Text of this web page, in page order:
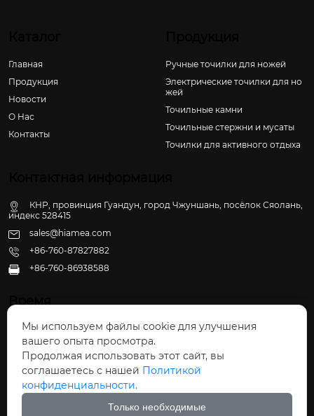
Главная
Продукция
Новости
О Hас
Контакты
Ручные точилки для ножей
Электрические точилки для но
жей
Точильные камни
Точильные стержни и мусаты
Точилки для активного отдыха
КНР, провинция Гуандун, город Чжуншань, посёлок Сяолань,
индекс 528415
sales@hiamea.com
+86-760-87827882
 +86-760-86938588
Время
Пн - Пт: 09:30 - 22:00
Сб - Вс: 10:00 - 22:30
Мы используем файлы cookie для улучшения
вашего опыта просмотра.
Продолжая использовать этот сайт, вы
соглашаетесь с нашей Политикой
конфиденциальности.
Только необходимые